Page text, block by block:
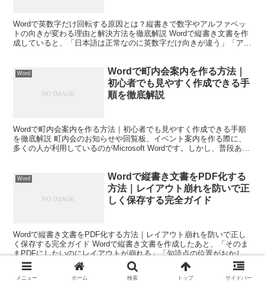
Wordで英数字だけ回転する原因とは？縦書きで数字やアルファベッ
トの向きが変わる理由と解決方法を徹底解説 Wordで縦書き文書を作
成していると、「日本語は正常なのに英数字だけ向きが違う」「アル
Word
Wordで町内会案内を作る方法｜
初心者でも見やすく作成できる手
順を徹底解説
Wordで町内会案内を作る方法｜初心者でも見やすく作成できる手順
を徹底解説 町内会のお知らせや回覧板、イベント案内を作る際に、
多くの人が利用しているのがMicrosoft Wordです。しかし、普段あま
Word
Wordで縦書き文書をPDF化する
方法｜レイアウト崩れを防いで正
しく保存する完全ガイド
Wordで縦書き文書をPDF化する方法｜レイアウト崩れを防いで正し
く保存する完全ガイド Wordで縦書き文書を作成したあと、「そのま
まPDFにしたいのにレイアウトが崩れる」「句読点の位置がおかし
い」「ページ番号がずれてしまう」と困った経験は...
Wordで文字サイズを一括変更す
メニュー ホーム 検索 トップ サイドバー